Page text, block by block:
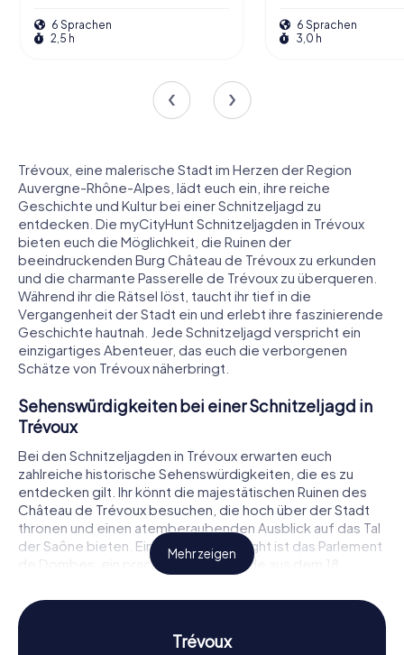
6 Sprachen
2,5 h
6 Sprachen
3,0 h
Trévoux, eine malerische Stadt im Herzen der Region
Auvergne-Rhône-Alpes, lädt euch ein, ihre reiche
Geschichte und Kultur bei einer Schnitzeljagd zu
entdecken. Die myCityHunt Schnitzeljagden in Trévoux
bieten euch die Möglichkeit, die Ruinen der
beeindruckenden Burg Château de Trévoux zu erkunden
und die charmante Passerelle de Trévoux zu überqueren.
Während ihr die Rätsel löst, taucht ihr tief in die
Vergangenheit der Stadt ein und erlebt ihre faszinierende
Geschichte hautnah. Jede Schnitzeljagd verspricht ein
einzigartiges Abenteuer, das euch die verborgenen
Schätze von Trévoux näherbringt.
Sehenswürdigkeiten bei einer Schnitzeljagd in
Trévoux
Bei den Schnitzeljagden in Trévoux erwarten euch
zahlreiche historische Sehenswürdigkeiten, die es zu
entdecken gilt. Ihr könnt die majestätischen Ruinen des
Château de Trévoux besuchen, die hoch über der Stadt
thronen und einen atemberaubenden Ausblick auf das Tal
der Saône bieten. Ein weiteres Highlight ist das Parlement
de Dombes, ein prachtvolles Gebäude aus dem 18.
Holzverkleidungen beeindruckt. Auch die Passerelle de
Trévoux, eine charmante Hängebrücke über die Saône, ist
Teil eurer Entdeckungstour. Während der Schnitzeljagd
Mehr zeigen
Trévoux